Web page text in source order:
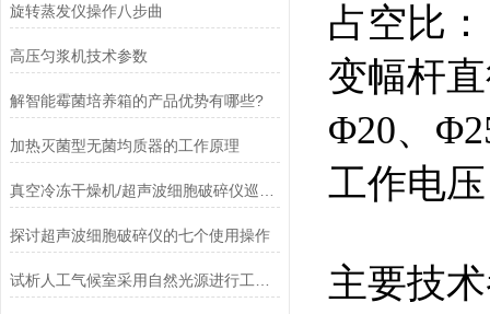
旋转蒸发仪操作八步曲
高压匀浆机技术参数
解智能霉菌培养箱的产品优势有哪些?
加热灭菌型无菌均质器的工作原理
探讨超声波细胞破碎仪的七个使用操作
占空比
变幅杆
Φ20、
工作电
主要技